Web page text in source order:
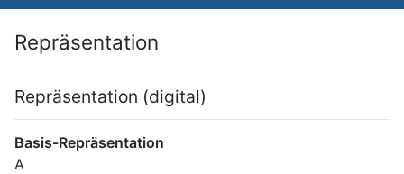
Repräsentation
Repräsentation (digital)
Basis-Repräsentation
A